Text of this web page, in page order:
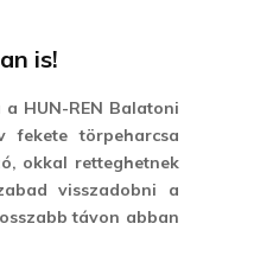
is!
HUN-REN Balatoni
törpeharcsa
okkal retteghetnek
visszadobni a
távon abban